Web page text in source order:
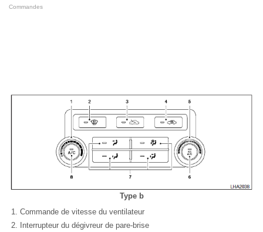
Commandes
Type b
Commande de vitesse du ventilateur
Interrupteur du dégivreur de pare-brise